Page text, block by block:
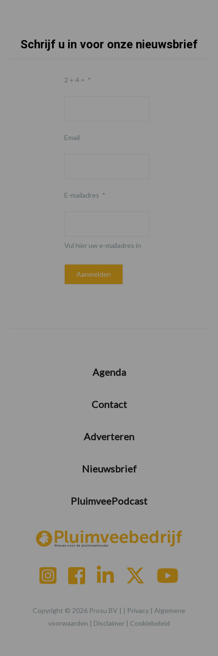
Schrijf u in voor onze nieuwsbrief
2 + 4 = *
Email
E-mailadres *
Vul hier uw e-mailadres in
Agenda
Contact
Adverteren
Nieuwsbrief
PluimveePodcast
Copyright © 2026 Prosu BV | | Privacy | Algemene
voorwaarden | Disclaimer | Cookiebeleid